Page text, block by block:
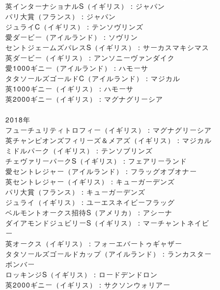
英インターナショナルS（イギリス）：ジャパン
パリ大賞（フランス）：ジャパン
ジュライC（イギリス）：テンソヴリンズ
愛ダービー（アイルランド）：ソヴリン
セントジェームズパレスS（イギリス）：サーカスマキシマス
英ダービー（イギリス）：アンソニーヴァンダイク
愛1000ギニー（アイルランド）：ハモーサ
タタソールズゴールドC（アイルランド）：マジカル
英1000ギニー（イギリス）：ハモーサ
英2000ギニー（イギリス）：マグナグリーシア
2018年
フューチュリティトロフィー（イギリス）：マグナグリーシア
英チャンピオンズフィリーズ＆メアズ（イギリス）：マジカル
ミドルパーク（イギリス）：テンソブリンズ
チェヴァリーパークS（イギリス）：フェアリーランド
愛セントレジャー（アイルランド）：フラッグオブオナー
英セントレジャー（イギリス）：キューガーデンズ
パリ大賞（フランス）：キューガーデンズ
ジュライ（イギリス）：ユーエスネイビーフラッグ
ベルモントオークス招待S（アメリカ）：アシーナ
ダイアモンドジュビリーS（イギリス）：マーチャントネイビ
ー
英オークス（イギリス）：フォーエバートゥギャザー
タタソールズゴールドカップ（アイルランド）：ランカスター
ボンバー
ロッキンジS（イギリス）：ロードデンドロン
英2000ギニー（イギリス）：サクソンウォリアー